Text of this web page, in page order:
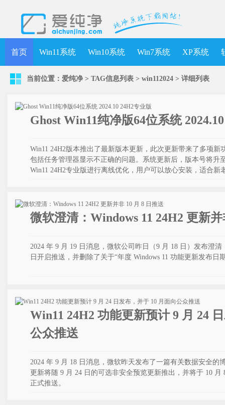
首页 Win11系统 Win10系统 Win7系统 XP系统
当前位置： 爱纯净 > TAG信息列表 > win112024 > 详细列表
Ghost Win11纯净版64位系统
Win11 24H2版本推出了最新版本更新，此次更新带来了多项
包括任务管理器显示不正确的问题。系统更新后，版本号将升
Win11 24H2专业版进行离线优化，用户可以放心安装，适合新
微软澄清：Windows 11 24H2 更新
2024 年 9 月 19 日消息，微软公司昨日（9 月 18 日）发布澄清
日开启推送，并删除了关于“年度 Windows 11 功能更新发布日
Win11 24H2 功能更新预计 9 月 24
公众推送
2024 年 9 月 18 日消息，微软昨天发布了一篇有关数据安全的
更新将随 9 月 24 日的可选非安全预览更新推出，并将于 10
正式推送。